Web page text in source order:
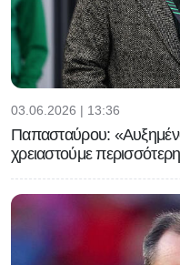
03.06.2026 | 13:36
Παπασταύρου:
χρειαστούμε